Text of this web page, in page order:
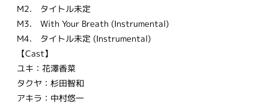
M2. タイトル未定
M3. With Your Breath (Instrumental)
M4. タイトル未定 (Instrumental)
【Cast】
ユキ：花澤香菜
タクヤ：杉田智和
アキラ：中村悠一